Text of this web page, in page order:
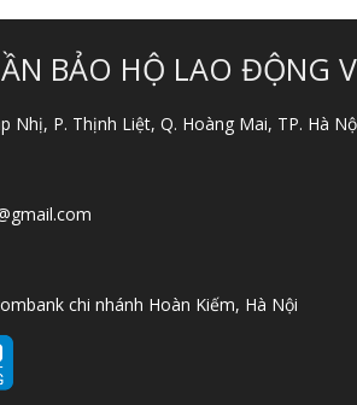
BẢO HỘ LAO ĐỘNG
Nhị, P. Thịnh Liệt, Q. Hoàng Mai, TP. Hà
chi nhánh Hoàn Kiếm, Hà Nội